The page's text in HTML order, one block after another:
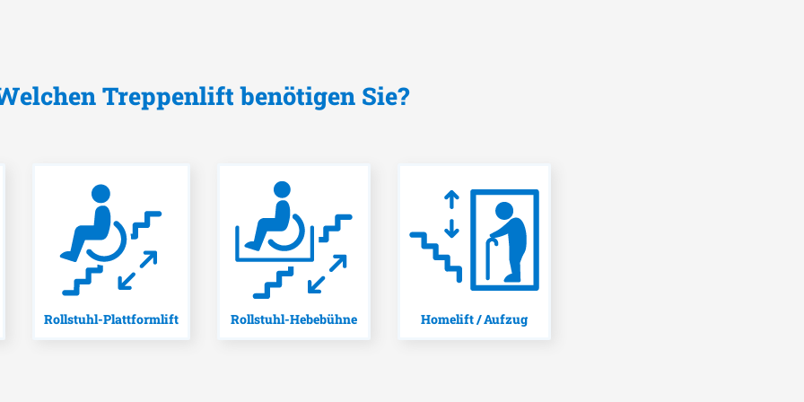
Treppenlift benötigen Sie?
Rollstuhl-Plattformlift Rollstuhl-Hebebühne Homelift / Aufzug